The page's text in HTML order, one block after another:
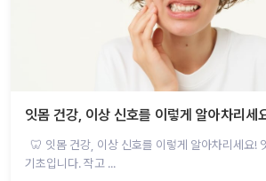
잇몸 건강, 이상 신호를 이렇게 알아차리세
🦷 잇몸 건강, 이상 신호를 이렇게 알아차리세요!
기초입니다. 작고 ...